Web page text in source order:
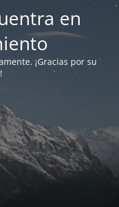
en
¡Gracias por su